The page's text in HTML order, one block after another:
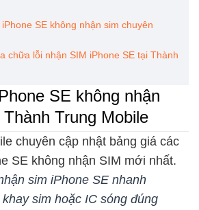
SE không nhận sim chuyên
chữa lỗi nhận SIM iPhone SE tại Thành
SE không nhận
Trung Mobile
chuyên cập nhật bảng giá các
SE không nhận SIM mới nhất.
sim iPhone SE nhanh
sim hoặc IC sóng đúng